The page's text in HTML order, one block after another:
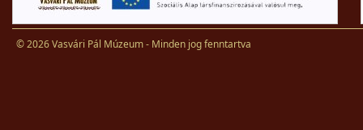
© 2026 Vasvári Pál Múzeum - Minden jog fenntartva